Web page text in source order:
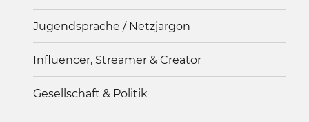
Jugendsprache / Netzjargon
Influencer, Streamer & Creator
Gesellschaft & Politik